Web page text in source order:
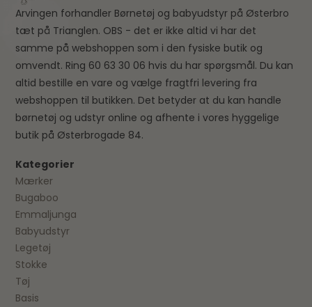
Arvingen forhandler Børnetøj og babyudstyr på Østerbro
tæt på Trianglen. OBS - det er ikke altid vi har det
samme på webshoppen som i den fysiske butik og
omvendt. Ring 60 63 30 06 hvis du har spørgsmål. Du kan
altid bestille en vare og vælge fragtfri levering fra
webshoppen til butikken. Det betyder at du kan handle
børnetøj og udstyr online og afhente i vores hyggelige
butik på Østerbrogade 84.
Kategorier
Mærker
Bugaboo
Emmaljunga
Babyudstyr
Legetøj
Stokke
Tøj
Basis